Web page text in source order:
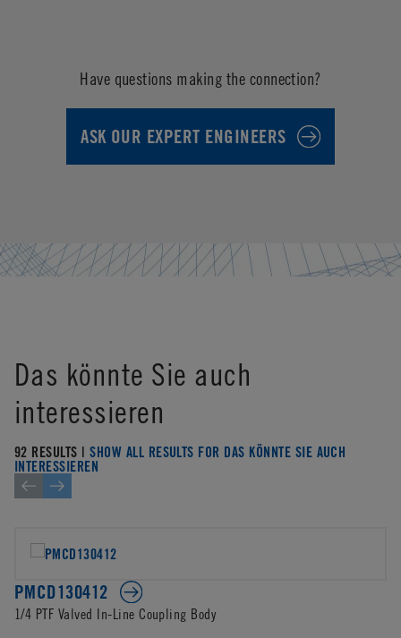
Have questions making the connection?
ASK OUR EXPERT ENGINEERS
Das könnte Sie auch
interessieren
92 RESULTS |SHOW ALL RESULTS FOR DAS KÖNNTE SIE AUCH
INTERESSIEREN
PMCD130412
1/4 PTF Valved In-Line Coupling Body